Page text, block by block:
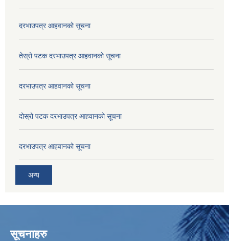
दरभाउपत्र आहवानको सूचना
तेस्रो पटक दरभाउपत्र आहवानको सूचना
दरभाउपत्र आहवानको सूचना
दोस्रो पटक दरभाउपत्र आहवानको सूचना
दरभाउपत्र आहवानको सूचना
अन्य
सूचनाहरु